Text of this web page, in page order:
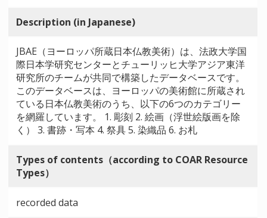
Description (in Japanese)
JBAE（ヨーロッパ所蔵日本仏教美術）は、法政大学国
際日本学研究センターとチューリッヒ大学アジア東洋
研究所のチームが共同で構築したデータベースです。
このデータベースは、ヨーロッパの美術館に所蔵され
ている日本仏教美術のうち、以下の6つのカテゴリー
を網羅しています。 1. 彫刻 2. 絵画（浮世絵版画を除
く） 3. 書跡・写本 4. 祭具 5. 染織品 6. お札
Types of contents（according to COAR Resource
Types）
recorded data